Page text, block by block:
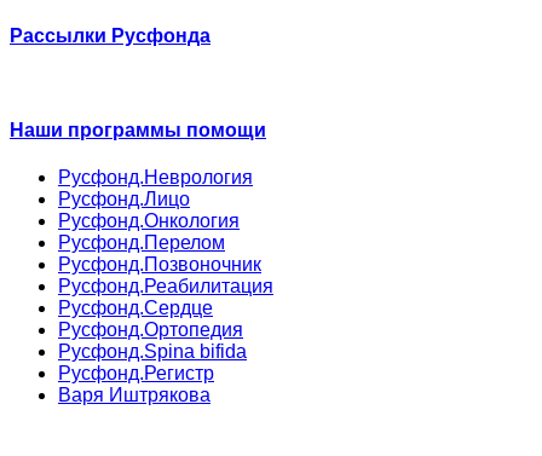
Рассылки Русфонда
Наши программы помощи
Русфонд.Неврология
Русфонд.Лицо
Русфонд.Онкология
Русфонд.Перелом
Русфонд.Позвоночник
Русфонд.Реабилитация
Русфонд.Сердце
Русфонд.Ортопедия
Русфонд.Spina bifida
Русфонд.Регистр
Варя Иштрякова